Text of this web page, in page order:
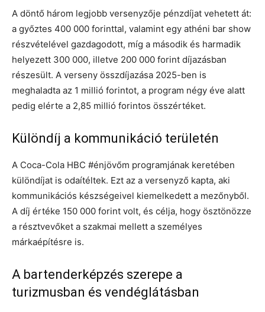
A döntő három legjobb versenyzője pénzdíjat vehetett át:
a győztes 400 000 forinttal, valamint egy athéni bar show
részvételével gazdagodott, míg a második és harmadik
helyezett 300 000, illetve 200 000 forint díjazásban
részesült. A verseny összdíjazása 2025-ben is
meghaladta az 1 millió forintot, a program négy éve alatt
pedig elérte a 2,85 millió forintos összértéket.
Különdíj a kommunikáció területén
A Coca-Cola HBC #énjövőm programjának keretében
különdíjat is odaítéltek. Ezt az a versenyző kapta, aki
kommunikációs készségeivel kiemelkedett a mezőnyből.
A díj értéke 150 000 forint volt, és célja, hogy ösztönözze
a résztvevőket a szakmai mellett a személyes
márkaépítésre is.
A bartenderképzés szerepe a
turizmusban és vendéglátásban